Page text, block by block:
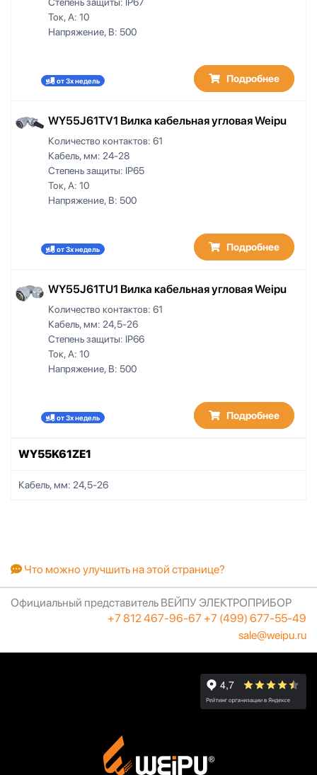
Ток, А: 10
Напряжение, В: 500
от 3х недель Подробнее
WY55J61TV1 Вилка кабельная угловая Weipu
Количество контактов: 61
Кабель, мм: 24-28
Степень защиты: IP65
Ток, А: 10
Напряжение, В: 500
от 3х недель Подробнее
WY55J61TU1 Вилка кабельная угловая Weipu
Количество контактов: 61
Кабель, мм: 24,5-26
Степень защиты: IP66
Ток, А: 10
Напряжение, В: 500
от 3х недель Подробнее
WY55K61ZE1
Кабель, мм: 24,5-26
Что можно улучшить на этой странице?
Официальный представитель ВЕЙПУ ЭЛЕКТРОПРИБОР
+7 812 467-96-67 +7 (499) 677-55-49
sale@weipu.ru